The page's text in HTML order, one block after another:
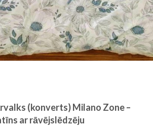
(konverts) Milano Zone –
ar rāvējslēdzēju